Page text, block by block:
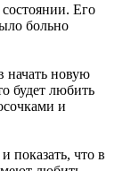
Его
больно
начать новую
будет любить
и
показать, что в